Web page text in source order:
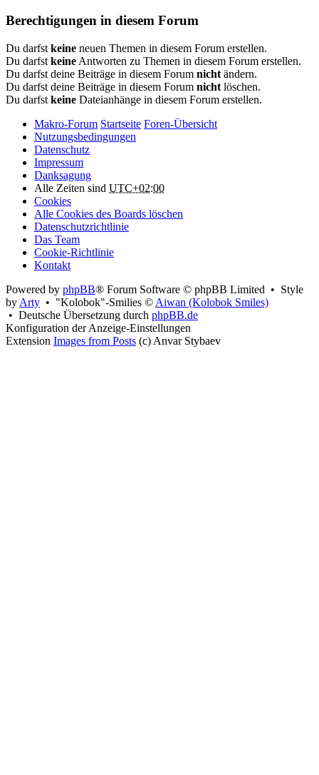
Berechtigungen in diesem Forum
Du darfst keine neuen Themen in diesem Forum erstellen.
Du darfst keine Antworten zu Themen in diesem Forum erstellen.
Du darfst deine Beiträge in diesem Forum nicht ändern.
Du darfst deine Beiträge in diesem Forum nicht löschen.
Du darfst keine Dateianhänge in diesem Forum erstellen.
Makro-Forum Startseite Foren-Übersicht
Nutzungsbedingungen
Datenschutz
Impressum
Danksagung
Alle Zeiten sind UTC+02:00
Cookies
Alle Cookies des Boards löschen
Datenschutzrichtlinie
Das Team
Cookie-Richtlinie
Kontakt
Powered by phpBB® Forum Software © phpBB Limited • Style
by Arty • "Kolobok"-Smilies © Aiwan (Kolobok Smiles)
• Deutsche Übersetzung durch phpBB.de
Konfiguration der Anzeige-Einstellungen
Extension Images from Posts (c) Anvar Stybaev